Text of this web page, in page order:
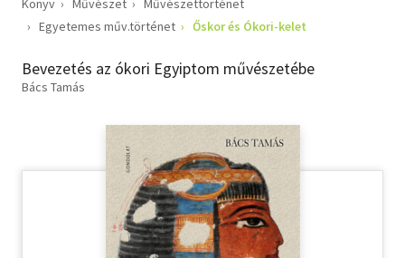
Életmód, egészség
Gyermek- és ifjúsági
Hobbi, szabadidő
Könyv Művészet
Művészettörténet
Egyetemes műv.történet
Őskor és Ókori-kelet
Bevezetés az ókori Egyiptom művészetébe
Bács Tamás